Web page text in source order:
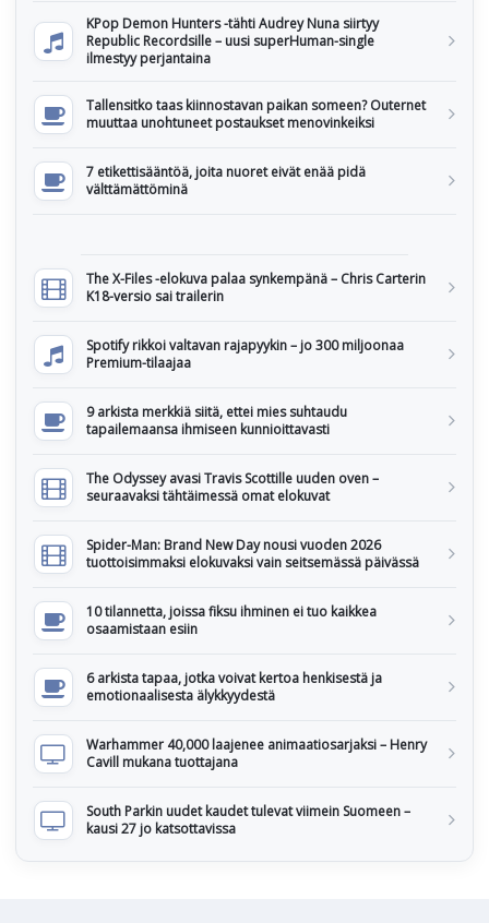
KPop Demon Hunters -tähti Audrey Nuna siirtyy
Republic Recordsille – uusi superHuman-single
ilmestyy perjantaina
Tallensitko taas kiinnostavan paikan someen? Outernet
muuttaa unohtuneet postaukset menovinkeiksi
7 etikettisääntöä, joita nuoret eivät enää pidä
välttämättöminä
The X-Files -elokuva palaa synkempänä – Chris Carterin
K18-versio sai trailerin
Spotify rikkoi valtavan rajapyykin – jo 300 miljoonaa
Premium-tilaajaa
9 arkista merkkiä siitä, ettei mies suhtaudu
tapailemaansa ihmiseen kunnioittavasti
The Odyssey avasi Travis Scottille uuden oven –
seuraavaksi tähtäimessä omat elokuvat
Spider-Man: Brand New Day nousi vuoden 2026
tuottoisimmaksi elokuvaksi vain seitsemässä päivässä
10 tilannetta, joissa fiksu ihminen ei tuo kaikkea
osaamistaan esiin
6 arkista tapaa, jotka voivat kertoa henkisestä ja
emotionaalisesta älykkyydestä
Warhammer 40,000 laajenee animaatiosarjaksi – Henry
Cavill mukana tuottajana
South Parkin uudet kaudet tulevat viimein Suomeen –
kausi 27 jo katsottavissa